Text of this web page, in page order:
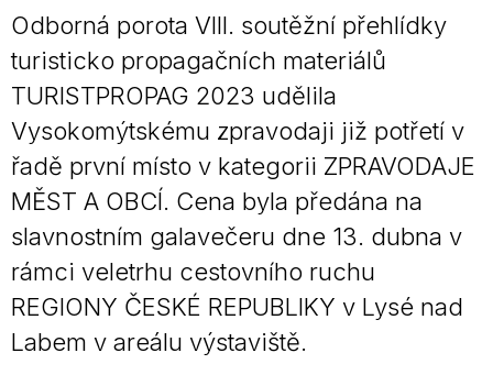
Odborná porota VIII. soutěžní přehlídky
turisticko propagačních materiálů
TURISTPROPAG 2023 udělila
Vysokomýtskému zpravodaji již potřetí v
řadě první místo v kategorii ZPRAVODAJE
MĚST A OBCÍ. Cena byla předána na
slavnostním galavečeru dne 13. dubna v
rámci veletrhu cestovního ruchu
REGIONY ČESKÉ REPUBLIKY v Lysé nad
Labem v areálu výstaviště.